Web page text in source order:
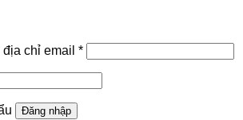
chỉ email *
Đăng nhập